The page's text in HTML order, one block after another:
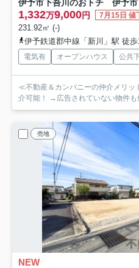
伊予市下吾川のおトチ 伊予市
1,332万9,000円 7月15日 値
231.92㎡ (-)
伊予鉄道郡中線「新川」駅 徒
電気有 オープンハウス 公共
≪不動産＆カンパニーの仲介メリ
介可能！ →広告されていない物件も
売地
NEW